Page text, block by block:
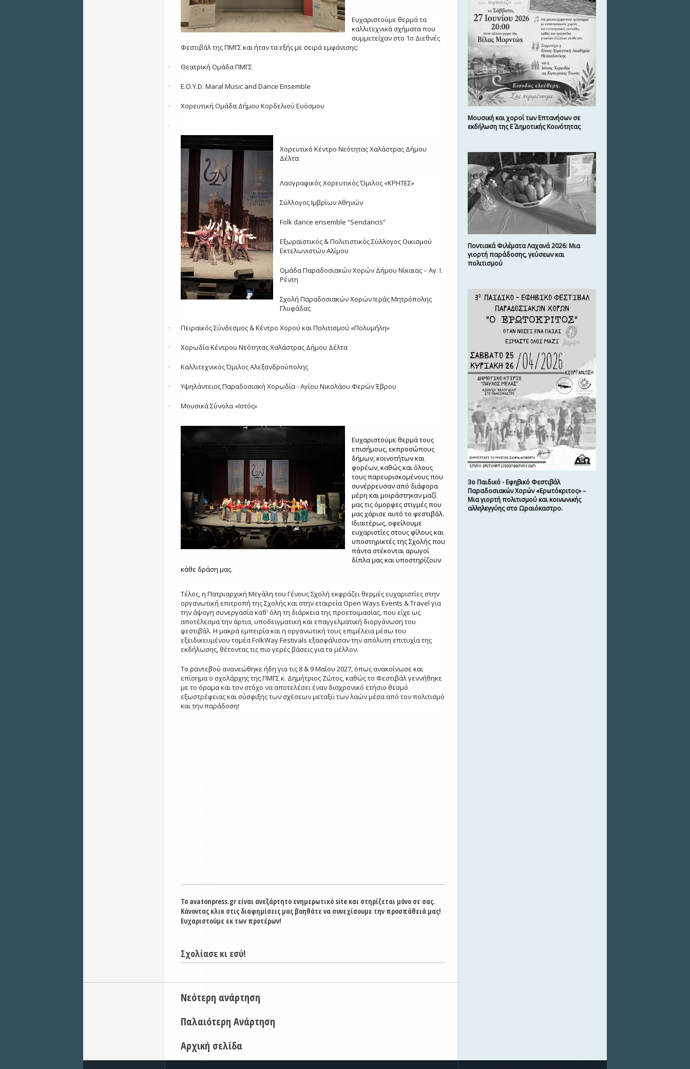
Ευχαριστούμε θερμά τα
καλλιτεχνικά σχήματα που
συμμετείχαν στο 1ο Διεθνές
Φεστιβάλ της ΠΜΓΣ και ήταν τα εξής με σειρά εμφάνισης:
· Θεατρική ΟμάδαΠΜΓΣ
· E.O.Y.D. Maral Music and Dance Ensemble
· Χορευτική Ομάδα Δήμου Κορδελιού Ευόσμου
·
Χορευτικό Κέντρο Νεότητας Χαλάστρας Δήμου
Δέλτα
· Λαογραφικός Χορευτικός Όμιλος «ΚΡΗΤΕΣ»
· Σύλλογος Ιμβρίων Αθηνών
· Folk dance ensemble “Sendancis”
·
Εξωραϊστικός & Πολιτιστικός Σύλλογος Οικισμού
Εκτελωνιστών Αλίμου
·
Ομάδα Παραδοσιακών Χορών Δήμου Νίκαιας – Αγ. Ι.
Ρέντη
·
Σχολή Παραδοσιακών Χορών Ιεράς Μητρόπολης
Γλυφάδας
· Πειραϊκός Σύνδεσμος & Κέντρο Χορού και Πολιτισμού «Πολυμήλη»
· Χορωδία Κέντρου Νεότητας Χαλάστρας Δήμου Δέλτα
· Καλλιτεχνικός Όμιλος Αλεξανδρούπολης
· Υψηλάντειος Παραδοσιακή Χορωδία - Αγίου Νικολάου Φερών Έβρου
· Μουσικά Σύνολα «Ιστός»
Ευχαριστούμε θερμά τους
επισήμους, εκπροσώπους
δήμων, κοινοτήτων και
φορέων, καθώς και όλους
τους παρευρισκομένους που
συνέρρευσαν από διάφορα
μέρη και μοιράστηκαν μαζί
μας τις όμορφες στιγμές που
μας χάρισε αυτό το φεστιβάλ.
Ιδιαιτέρως, οφείλουμε
ευχαριστίες στους φίλους και
υποστηρικτές της Σχολής που
πάντα στέκονται αρωγοί
δίπλα μας και υποστηρίζουν
κάθε δράση μας.
Τέλος, η Πατριαρχική Μεγάλη του Γένους Σχολή εκφράζει θερμές ευχαριστίες στην
οργανωτική επιτροπή της Σχολής και στην εταιρεία Open Ways Events & Travel για
την άψογη συνεργασία καθ' όλη τη διάρκεια της προετοιμασίας, που είχε ως
αποτέλεσμα την άρτια, υποδειγματική και επαγγελματική διοργάνωση του
φεστιβάλ. Η μακρά εμπειρία και η οργανωτική τους επιμέλεια μέσω του
εξειδικευμένου τομέα FolkWay Festivals εξασφάλισαν την απόλυτη επιτυχία της
εκδήλωσης, θέτοντας τις πιο γερές βάσεις για το μέλλον.
Το ραντεβού ανανεώθηκε ήδη για τις 8 & 9 Μαΐου 2027, όπως ανακοίνωσε και
επίσημα ο σχολάρχης της ΠΜΓΣ κ. Δημήτριος Ζώτος, καθώς το Φεστιβάλ γεννήθηκε
με το όραμα και τον στόχο να αποτελέσει έναν διαχρονικό ετήσιο θεσμό
εξωστρέφειας και σύσφιξης των σχέσεων μεταξύ των λαών μέσα από τον πολιτισμό
και την παράδοση!
Το avatonpress.gr είναι ανεξάρτητο ενημερωτικό site και στηρίζεται μόνο σε σας.
Κάνοντας κλικ στις διαφημίσεις μας βοηθάτε να συνεχίσουμε την προσπάθειά μας!
Ευχαριστούμε εκ των προτέρων!
Σχολίασε κι εσύ!
Νεότερη ανάρτηση
Παλαιότερη Ανάρτηση
Αρχική σελίδα
Μουσική και χοροί των Επτανήσων σε
εκδήλωση της Ε΄ Δημοτικής Κοινότητας
Ποντιακά Φιλέματα Λαχανά 2026: Μια
γιορτή παράδοσης, γεύσεων και
πολιτισμού
3ο Παιδικό - Εφηβικό Φεστιβάλ
Παραδοσιακών Χορών «Ερωτόκριτος» –
Μια γιορτή πολιτισμού και κοινωνικής
αλληλεγγύης στο Ωραιόκαστρο.